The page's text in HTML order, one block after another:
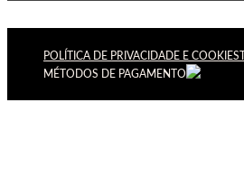
POLÍTICA DE PRIVACIDADE E COOKIES
MÉTODOS DE PAGAMENTO